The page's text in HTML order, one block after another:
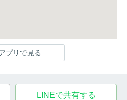
プリで見る
LINEで共有する